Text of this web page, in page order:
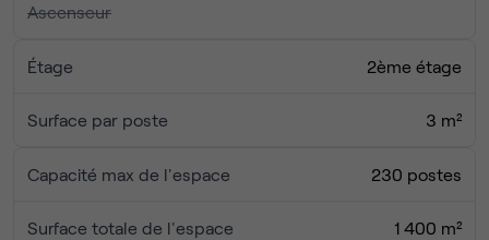
cafétéria, coin détente
Des charges tout compris (internet, chauffage,
Une possibilité de domiciliation d'entreprise
Tramway T3 accessible
Périphérique facilement joignable
Freelance, TPE ou startup en croissance : cet
Ascenseur
Étage 2ème étage
Surface par poste 3 m²
Capacité max de l'espace 230 postes
Surface totale de l'espace 1 400 m²